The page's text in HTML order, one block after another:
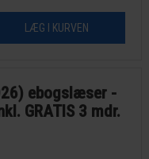
ebogslæser -
GRATIS 3 mdr.